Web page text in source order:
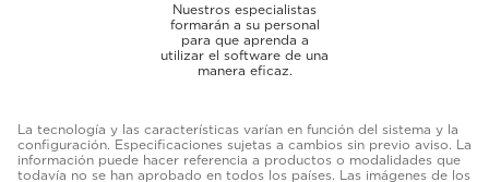
Nuestros especialistas
formarán a su personal
para que aprenda a
utilizar el software de una
manera eficaz.
La tecnología y las características varían en función del sistema y la
configuración. Especificaciones sujetas a cambios sin previo aviso. La
información puede hacer referencia a productos o modalidades que
todavía no se han aprobado en todos los países. Las imágenes de los